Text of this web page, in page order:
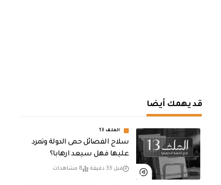
قد يهمك أيضا
الملف 13
سلاح الفصائل حمى الدولة وتمرد
عليها فهل سيعد ارهابا؟
قبل 33 دقيقة 8 مشاهدات